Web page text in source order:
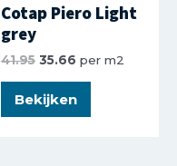
Cotap Piero Light
grey
41.95 35.66 per m2
Bekijken